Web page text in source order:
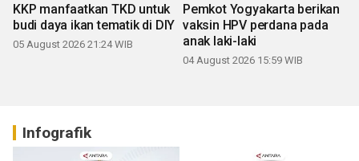
KKP manfaatkan TKD untuk
budi daya ikan tematik di DIY
05 August 2026 21:24 WIB
Pemkot Yogyakarta berikan
vaksin HPV perdana pada
anak laki-laki
04 August 2026 15:59 WIB
Infografik